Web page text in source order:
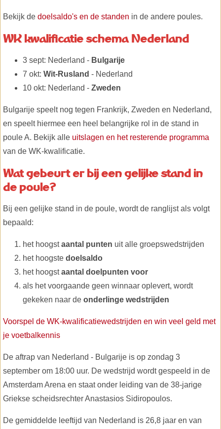
Bekijk de doelsaldo's en de standen in de andere poules.
WK kwalificatie schema Nederland
3 sept: Nederland - Bulgarije
7 okt: Wit-Rusland - Nederland
10 okt: Nederland - Zweden
Bulgarije speelt nog tegen Frankrijk, Zweden en Nederland,
en speelt hiermee een heel belangrijke rol in de stand in
poule A. Bekijk alle uitslagen en het resterende programma
van de WK-kwalificatie.
Wat gebeurt er bij een gelijke stand in
de poule?
Bij een gelijke stand in de poule, wordt de ranglijst als volgt
bepaald:
het hoogstaantal punten uit alle groepswedstrijden
het hoogste doelsaldo
het hoogstaantal doelpunten voor
als het voorgaande geen winnaar oplevert, wordt
gekeken naar de onderlinge wedstrijden
Voorspel de WK-kwalificatiewedstrijden en win veel geld met
je voetbalkennis
De aftrap van Nederland - Bulgarije is op zondag 3
september om 18:00 uur. De wedstrijd wordt gespeeld in de
Amsterdam Arena en staat onder leiding van de 38-jarige
Griekse scheidsrechter Anastasios Sidiropoulos.
De gemiddelde leeftijd van Nederland is 26,8 jaar en van